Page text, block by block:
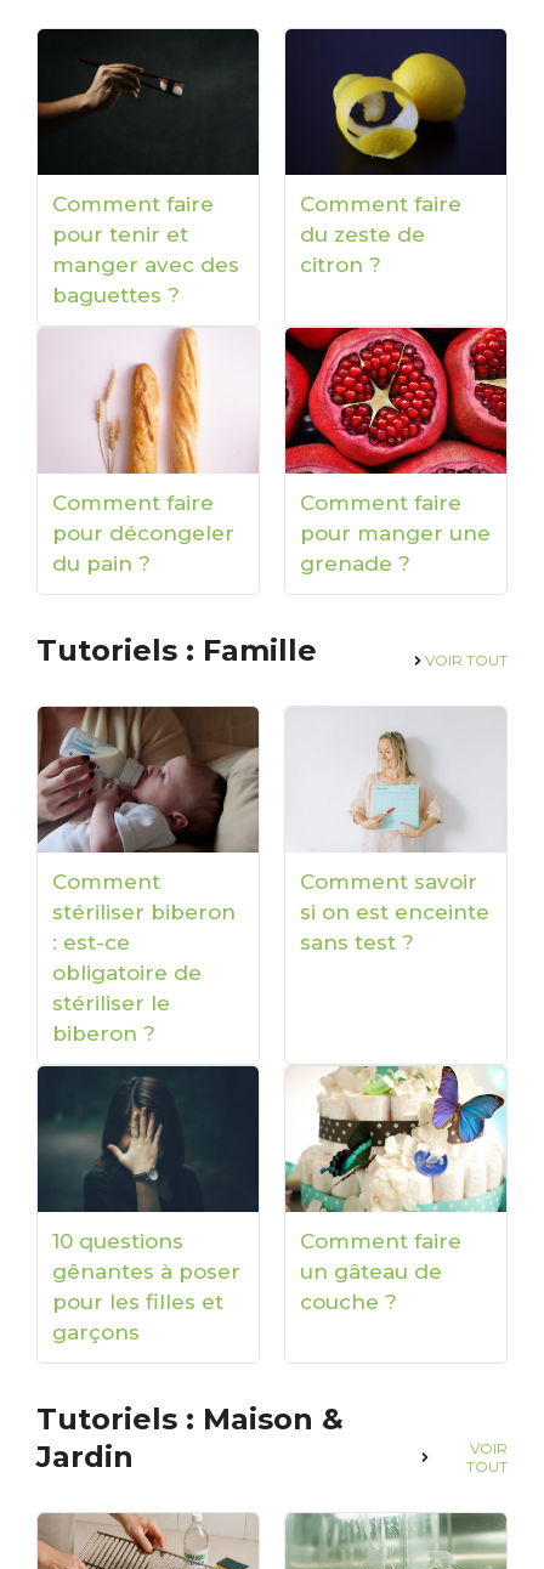
Comment faire
pour tenir et
manger avec des
baguettes ?
Comment faire
du zeste de
citron ?
Comment faire
pour décongeler
du pain ?
Comment faire
pour manger une
grenade ?
Tutoriels : Famille VOIR TOUT
Comment
stériliser biberon
: est-ce
obligatoire de
stériliser le
biberon ?
Comment savoir
si on est enceinte
sans test ?
10 questions
gênantes à poser
pour les filles et
garçons
Comment faire
un gâteau de
couche ?
Tutoriels : Maison &
Jardin
VOIR
TOUT